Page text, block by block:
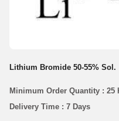
Lithium Bromide 50-55% Sol.
Minimum Order Quantity : 25
Delivery Time : 7 Days